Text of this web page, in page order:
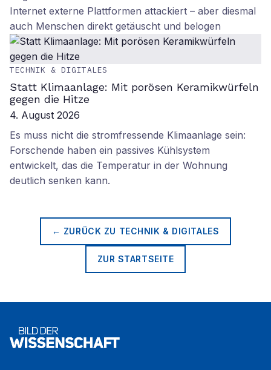
Internet externe Plattformen attackiert – aber diesmal
auch Menschen direkt getäuscht und belogen
TECHNIK & DIGITALES
Statt Klimaanlage: Mit porösen Keramikwürfeln
gegen die Hitze
4. August 2026
Es muss nicht die stromfressende Klimaanlage sein:
Forschende haben ein passives Kühlsystem
entwickelt, das die Temperatur in der Wohnung
deutlich senken kann.
← ZURÜCK ZU TECHNIK & DIGITALES
ZUR STARTSEITE